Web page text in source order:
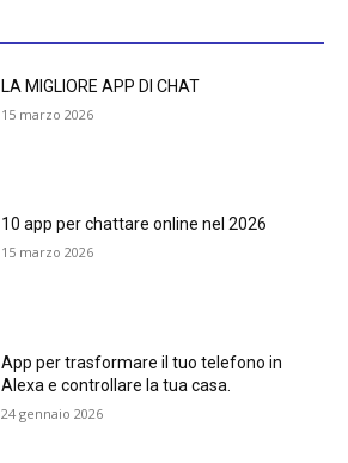
LA MIGLIORE APP DI CHAT
15 marzo 2026
10 app per chattare online nel 2026
15 marzo 2026
App per trasformare il tuo telefono in
Alexa e controllare la tua casa.
24 gennaio 2026